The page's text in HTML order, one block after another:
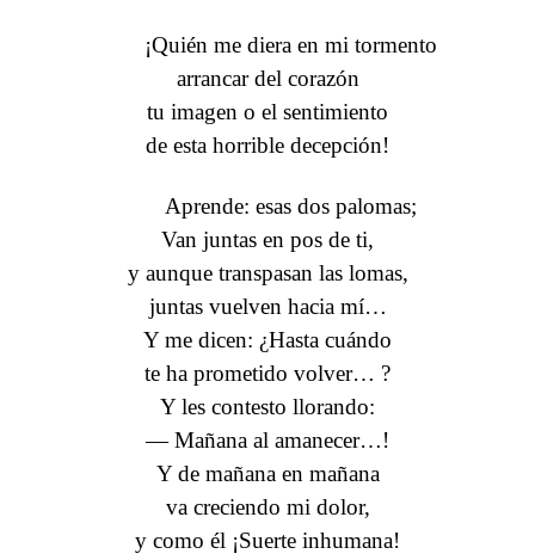
¡Quién me diera en mi tormento
arrancar del corazón
tu imagen o el sentimiento
de esta horrible decepción!
Aprende: esas dos palomas;
Van juntas en pos de ti,
y aunque transpasan las lomas,
juntas vuelven hacia mí…
Y me dicen: ¿Hasta cuándo
te ha prometido volver… ?
Y les contesto llorando:
— Mañana al amanecer…!
Y de mañana en mañana
va creciendo mi dolor,
y como él ¡Suerte inhumana!